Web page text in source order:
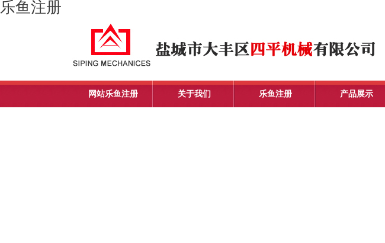
乐鱼注册
网站乐鱼注册 关于我们 乐鱼注册 产品展示